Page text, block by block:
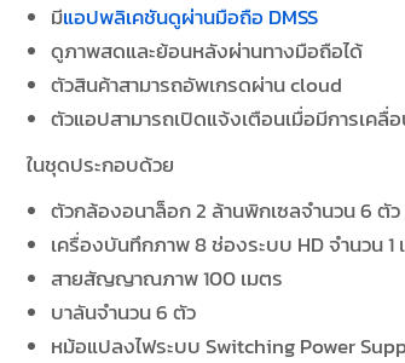
มีแอปพลิเคชันดูผ่านมือถือ DMSS
ดูภาพสดและย้อนหลังผ่านทางมือถือได้
ตัวสินค้าสามารถอัพเกรดผ่าน cloud
ตัวแอปสามารถเปิดแจ้งเตือนเมื่อมีการเคลื่อ
ในชุดประกอบด้วย
ตัวกล้องอนาล็อก 2 ล้านพิกเซลจำนวน 6 ตัว
เครื่องบันทึกภาพ 8 ช่องระบบ HD จำนวน 1
สายสัญญาณภาพ 100 เมตร
บาลันจำนวน 6 ตัว
หม้อแปลงไฟระบบ Switching Power